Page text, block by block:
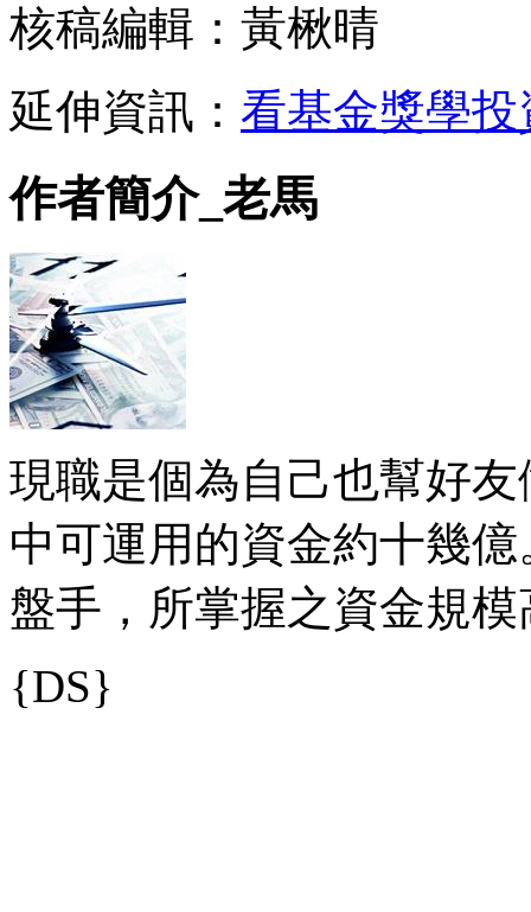
核稿編輯：黃楸晴
延伸資訊： 看基金獎學
作者簡介_老馬
現職是個為自己也幫好
中可運用的資金約十幾
盤手，所掌握之資金規
{DS}